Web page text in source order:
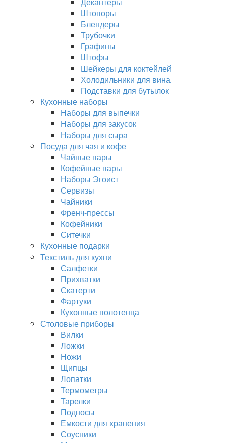
Штопоры
Блендеры
Трубочки
Графины
Штофы
Шейкеры для коктейлей
Холодильники для вина
Подставки для бутылок
Кухонные наборы
Наборы для выпечки
Наборы для закусок
Наборы для сыра
Посуда для чая и кофе
Чайные пары
Кофейные пары
Наборы Эгоист
Сервизы
Чайники
Френч-прессы
Кофейники
Ситечки
Кухонные подарки
Текстиль для кухни
Салфетки
Прихватки
Скатерти
Фартуки
Кухонные полотенца
Столовые приборы
Вилки
Ложки
Ножи
Щипцы
Лопатки
Термометры
Тарелки
Подносы
Емкости для хранения
Соусники